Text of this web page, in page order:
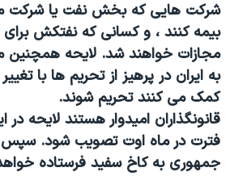
نرگس محمدی برنده جایزه نوبل صلح
همایش محافظه‌کاران آمریکا «سی‌پک»
صفحه‌های ویژه
سفر پرزیدنت ترامپ به چین
شرکت هایی که بخش نفت یا شرکت
بیمه کنند ، و کسانی که نفتکش برای
مجازات خواهند شد. لایحه
به ایران در پرهیز از تحریم ها با
کمک می کنند تحریم شوند.
قانونگذاران امیدوار هستند لایحه
فترت در ماه اوت تصویب شود. سپس
جمهوری به کاخ سفید فرستاده